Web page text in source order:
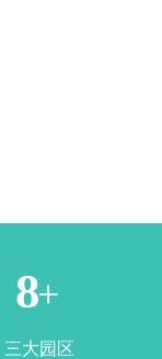
3+
三大园区